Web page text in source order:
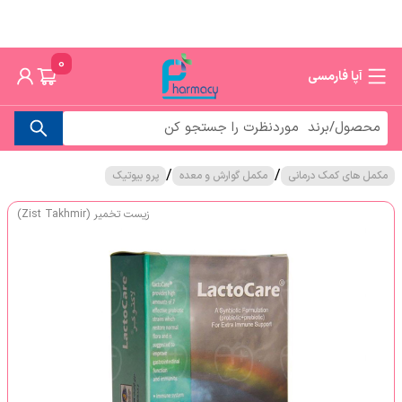
آپا فارمسی
0
مکمل های کمک درمانی / مکمل گوارش و معده / پرو بیوتیک
زیست تخمیر (Zist Takhmir)